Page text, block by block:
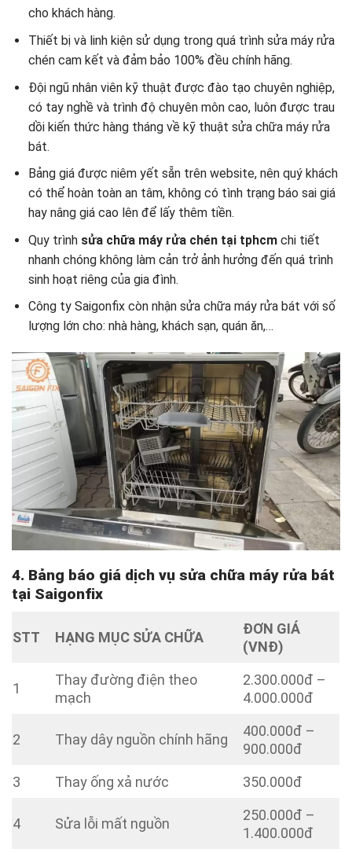
cho khách hàng.
Thiết bị và linh kiện sử dụng trong quá trình sửa máy rửa
chén cam kết và đảm bảo 100% đều chính hãng.
Đội ngũ nhân viên kỹ thuật được đào tạo chuyên nghiệp,
có tay nghề và trình độ chuyên môn cao, luôn được trau
dồi kiến thức hàng tháng về kỹ thuật sửa chữa máy rửa
bát.
Bảng giá được niêm yết sẵn trên website, nên quý khách
có thể hoàn toàn an tâm, không có tình trạng báo sai giá
hay nâng giá cao lên để lấy thêm tiền.
Quy trìnhsửa chữa máy rửa chén tại tphcm chi tiết
nhanh chóng không làm cản trở ảnh hưởng đến quá trình
sinh hoạt riêng của gia đình.
Công ty Saigonfix còn nhận sửa chữa máy rửa bát với số
lượng lớn cho: nhà hàng, khách sạn, quán ăn,…
4. Bảng báo giá dịch vụ sửa chữa máy rửa bát
tại Saigonfix
STT HẠNG MỤC SỬA CHỮA
ĐƠN GIÁ
(VNĐ)
1
Thay đường điện theo
mạch
2.300.000đ –
4.000.000đ
2 Thay dây nguồn chính hãng
400.000đ –
900.000đ
3
Thay ống xả nước 350.000đ
4 Sửa lỗi mất nguồn
250.000đ –
1.400.000đ